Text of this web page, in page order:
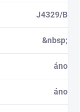
J4329/B
&nbsp;
áno
áno